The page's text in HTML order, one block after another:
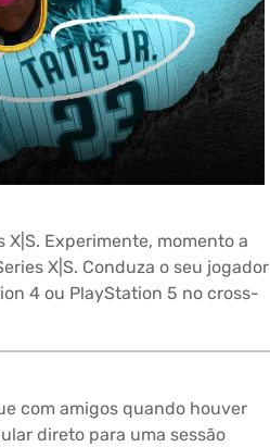
X|S. Experimente, momento a
X|S. Conduza o seu jogador
4 ou PlayStation 5 no cross-
com amigos quando houver
direto para uma sessão